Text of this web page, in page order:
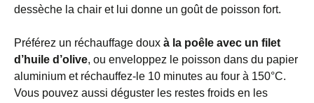
dessèche la chair et lui donne un goût de poisson fort.
Préférez un réchauffage doux à la poêle avec un filet
d’huile d’olive, ou enveloppez le poisson dans du papier
aluminium et réchauffez-le 10 minutes au four à 150°C.
Vous pouvez aussi déguster les restes froids en les